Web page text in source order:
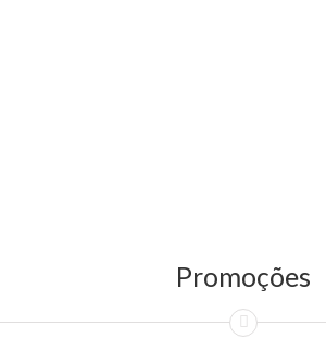
Promoções